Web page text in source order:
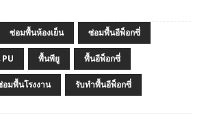
ซ่อมพื้นห้องเย็น ซ่อมพื้นอีพ็อกซี่
พื้นพียู พื้นอีพ็อกซี่
อมพื้นโรงงาน รับทำพื้นอีพ็อกซี่